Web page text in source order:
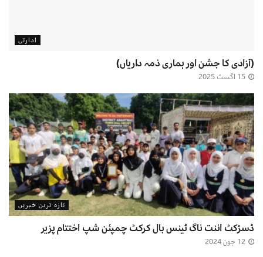
ادارتی
(آزادی کا جشن اور ہماری ذمہ داریاں)
تازہ ترین خبریں
ڈسڑکٹ اننت ناگ ٹینس بال کرکٹ چمپئن شپ اختتام پزیر